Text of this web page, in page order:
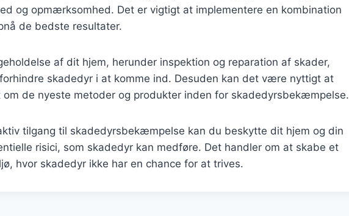
og opmærksomhed. Det er vigtigt at implementere en kombination
de bedste resultater.
af dit hjem, herunder inspektion og reparation af skader,
skadedyr i at komme ind. Desuden kan det være nyttigt at
om de nyeste metoder og produkter inden for skadedyrsbekæmpelse.
tilgang til skadedyrsbekæmpelse kan du beskytte dit hjem og din
risici, som skadedyr kan medføre. Det handler om at skabe et
hvor skadedyr ikke har en chance for at trives.